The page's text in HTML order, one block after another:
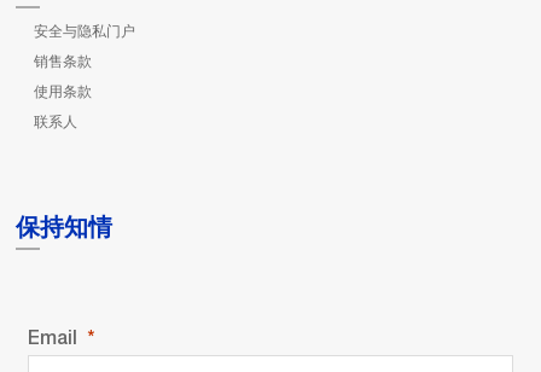
安全与隐私门户
销售条款
使用条款
联系人
保持知情
Email